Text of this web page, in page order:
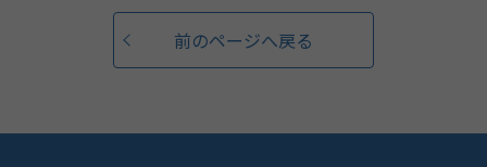
前のページへ戻る